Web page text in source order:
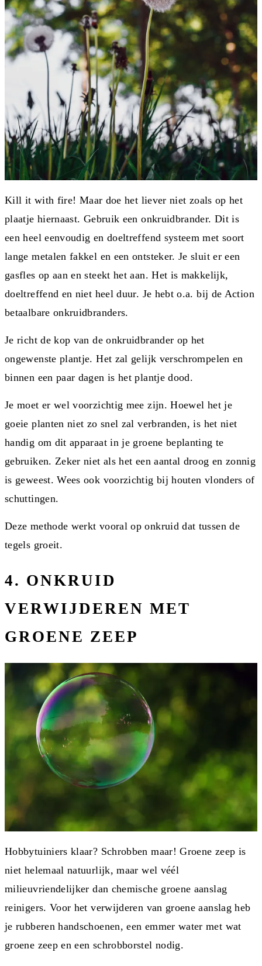
Kill it with fire! Maar doe het liever niet zoals op het
plaatje hiernaast. Gebruik een onkruidbrander. Dit is
een heel eenvoudig en doeltreffend systeem met soort
lange metalen fakkel en een ontsteker. Je sluit er een
gasfles op aan en steekt het aan. Het is makkelijk,
doeltreffend en niet heel duur. Je hebt o.a. bij de Action
betaalbare onkruidbranders.
Je richt de kop van de onkruidbrander op het
ongewenste plantje. Het zal gelijk verschrompelen en
binnen een paar dagen is het plantje dood.
Je moet er wel voorzichtig mee zijn. Hoewel het je
goeie planten niet zo snel zal verbranden, is het niet
handig om dit apparaat in je groene beplanting te
gebruiken. Zeker niet als het een aantal droog en zonnig
is geweest. Wees ook voorzichtig bij houten vlonders of
schuttingen.
Deze methode werkt vooral op onkruid dat tussen de
tegels groeit.
4. ONKRUID
VERWIJDEREN MET
GROENE ZEEP
Hobbytuiniers klaar? Schrobben maar! Groene zeep is
niet helemaal natuurlijk, maar wel véél
milieuvriendelijker dan chemische groene aanslag
reinigers. Voor het verwijderen van groene aanslag heb
je rubberen handschoenen, een emmer water met wat
groene zeep en een schrobborstel nodig.